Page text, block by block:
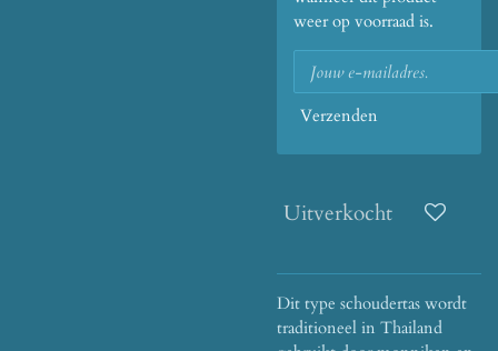
weer op voorraad is.
Verzenden
Uitverkocht
Dit type schoudertas wordt
traditioneel in Thailand